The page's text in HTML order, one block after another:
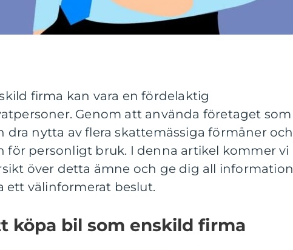
firma kan vara en fördelaktig
Genom att använda företaget som
dra nytta av flera skattemässiga förmåner och
för personligt bruk. I denna artikel kommer vi
över detta ämne och ge dig all information
ett välinformerat beslut.
köpa bil som enskild firma